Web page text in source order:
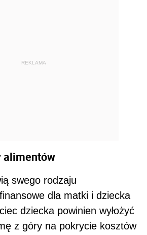
REKLAMA
alimentów
swego rodzaju
dla matki i dziecka
dziecka powinien wyłożyć
z góry na pokrycie kosztów